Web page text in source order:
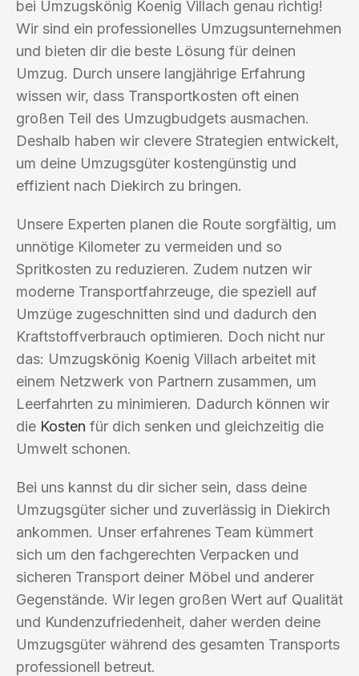
bei Umzugskönig Koenig Villach genau richtig!
Wir sind ein professionelles Umzugsunternehmen
und bieten dir die beste Lösung für deinen
Umzug. Durch unsere langjährige Erfahrung
wissen wir, dass Transportkosten oft einen
großen Teil des Umzugbudgets ausmachen.
Deshalb haben wir clevere Strategien entwickelt,
um deine Umzugsgüter kostengünstig und
effizient nach Diekirch zu bringen.
Unsere Experten planen die Route sorgfältig, um
unnötige Kilometer zu vermeiden und so
Spritkosten zu reduzieren. Zudem nutzen wir
moderne Transportfahrzeuge, die speziell auf
Umzüge zugeschnitten sind und dadurch den
Kraftstoffverbrauch optimieren. Doch nicht nur
das: Umzugskönig Koenig Villach arbeitet mit
einem Netzwerk von Partnern zusammen, um
Leerfahrten zu minimieren. Dadurch können wir
die Kosten für dich senken und gleichzeitig die
Umwelt schonen.
Bei uns kannst du dir sicher sein, dass deine
Umzugsgüter sicher und zuverlässig in Diekirch
ankommen. Unser erfahrenes Team kümmert
sich um den fachgerechten Verpacken und
sicheren Transport deiner Möbel und anderer
Gegenstände. Wir legen großen Wert auf Qualität
und Kundenzufriedenheit, daher werden deine
Umzugsgüter während des gesamten Transports
professionell betreut.